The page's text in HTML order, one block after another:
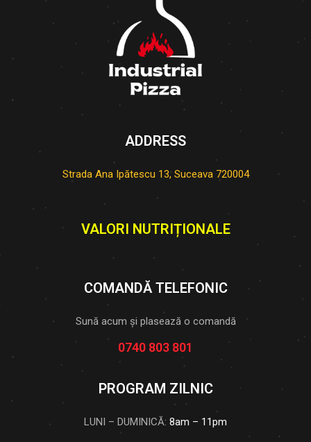
ADDRESS
Strada Ana Ipătescu 13, Suceava 720004
VALORI NUTRIȚIONALE
COMANDĂ TELEFONIC
Sună acum și plasează o comandă
0740 803 801
PROGRAM ZILNIC
LUNI – DUMINICĂ: 8am – 11pm